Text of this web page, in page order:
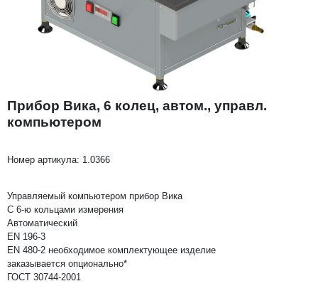
Прибор Вика, 6 колец, автом., управл.
компьютером
Номер артикула: 1.0366
Управляемый компьютером прибор Вика
С 6-ю кольцами измерения
Автоматический
EN 196-3
EN 480-2 необходимое комплектующее изделие
заказывается опционально*
ГОСТ 30744-2001